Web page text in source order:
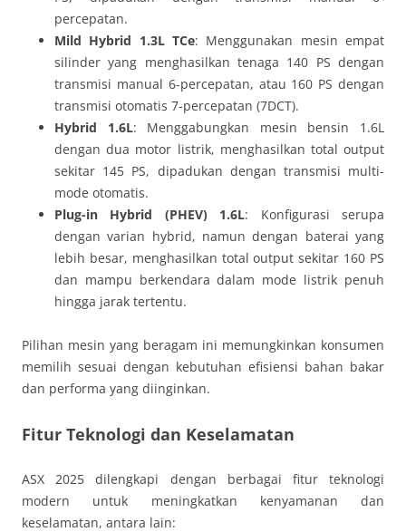
percepatan.
Mild Hybrid 1.3L TCe: Menggunakan mesin empat
silinder yang menghasilkan tenaga 140 PS dengan
transmisi manual 6-percepatan, atau 160 PS dengan
transmisi otomatis 7-percepatan (7DCT).
Hybrid 1.6L: Menggabungkan mesin bensin 1.6L
dengan dua motor listrik, menghasilkan total output
sekitar 145 PS, dipadukan dengan transmisi multi-
mode otomatis.
Plug-in Hybrid (PHEV) 1.6L: Konfigurasi serupa
dengan varian hybrid, namun dengan baterai yang
lebih besar, menghasilkan total output sekitar 160 PS
dan mampu berkendara dalam mode listrik penuh
hingga jarak tertentu.
Pilihan mesin yang beragam ini memungkinkan konsumen
memilih sesuai dengan kebutuhan efisiensi bahan bakar
dan performa yang diinginkan.
Fitur Teknologi dan Keselamatan
ASX 2025 dilengkapi dengan berbagai fitur teknologi
modern untuk meningkatkan kenyamanan dan
keselamatan, antara lain: